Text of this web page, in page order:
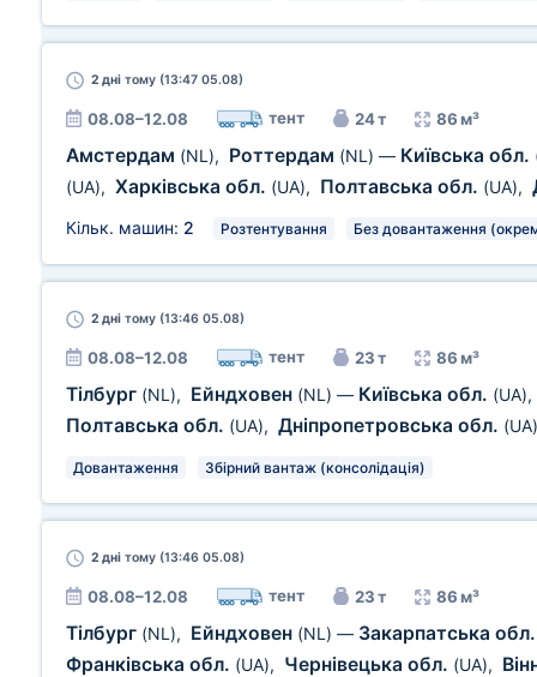
2 дні тому (13:47 05.08)
08.08–12.08 тент 24 т 86 м³
Амстердам (NL), Роттердам (NL) — Київська обл.
(UA), Харківська обл. (UA), Полтавська обл. (UA),
Кільк. машин: 2 Розтентування Без довантаження
2 дні тому (13:46 05.08)
08.08–12.08 тент 23 т 86 м³
Тілбург (NL), Ейндховен (NL) — Київська обл. (UA),
Полтавська обл. (UA), Дніпропетровська обл. (UA)
Довантаження Збірний вантаж (консолідація)
2 дні тому (13:46 05.08)
08.08–12.08 тент 23 т 86 м³
Тілбург (NL), Ейндховен (NL) — Закарпатська
Франківська обл. (UA), Чернівецька обл. (UA),